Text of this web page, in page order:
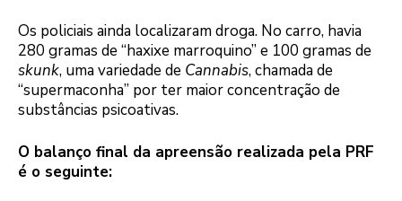
Os policiais ainda localizaram droga. No carro, havia
280 gramas de “haxixe marroquino” e 100 gramas de
skunk, uma variedade de Cannabis, chamada de
“supermaconha” por ter maior concentração de
substâncias psicoativas.
O balanço final da apreensão realizada pela PRF
é o seguinte: